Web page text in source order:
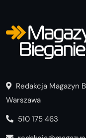
Redakcja Magazyn
Warszawa
510 175 463